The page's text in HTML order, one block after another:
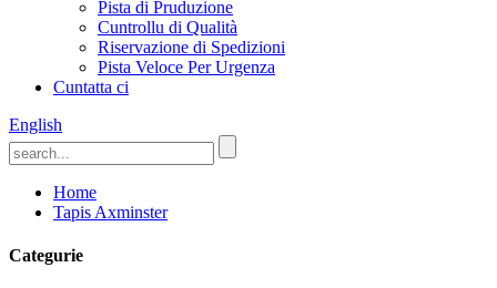
Pista di Pruduzione
Cuntrollu di Qualità
Riservazione di Spedizioni
Pista Veloce Per Urgenza
Cuntatta ci
English
Home
Tapis Axminster
Categurie